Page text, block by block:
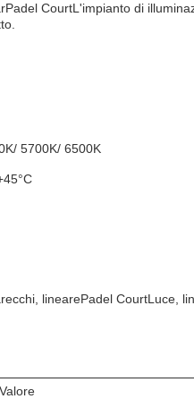
Padel CourtL'impianto di
5700K/ 6500K
linearePadel CourtLuce ,
Valore